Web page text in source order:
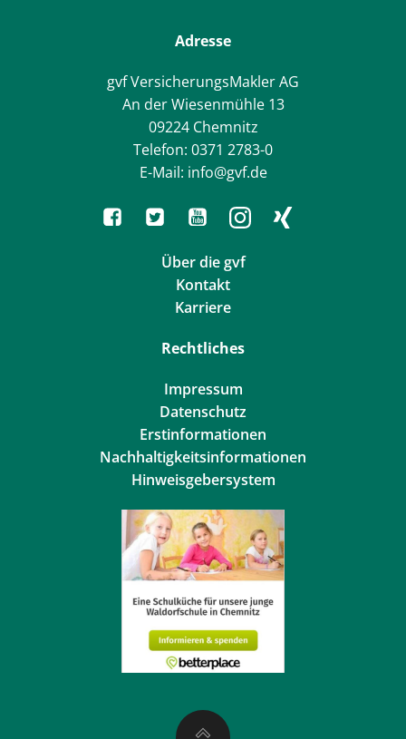
Adresse
gvf VersicherungsMakler AG
An der Wiesenmühle 13
09224 Chemnitz
Telefon: 0371 2783-0
E-Mail: info@gvf.de
Über die gvf
Kontakt
Karriere
Rechtliches
Impressum
Datenschutz
Erstinformationen
Nachhaltigkeitsinformationen
Hinweisgebersystem